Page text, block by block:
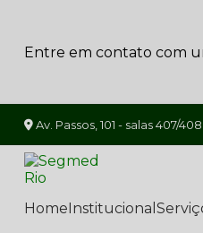
Entre em contato com
Av. Passos, 101 - salas 407/
Home Institucional